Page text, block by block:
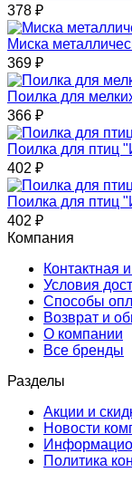
378 ₽
Миска
369 ₽
Поилка для
366 ₽
Поилка для птиц
402 ₽
Поилка для птиц
402 ₽
Компания
Контактная
Условия
Способы
Возврат и
О компании
Все бренды
Разделы
Акции и
Новости
Политика